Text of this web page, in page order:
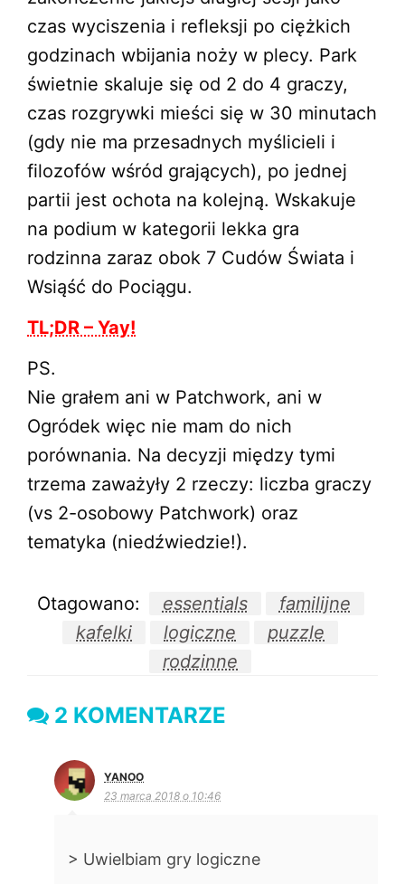
czas wyciszenia i refleksji po ciężkich
godzinach wbijania noży w plecy. Park
świetnie skaluje się od 2 do 4 graczy,
czas rozgrywki mieści się w 30 minutach
(gdy nie ma przesadnych myślicieli i
filozofów wśród grających), po jednej
partii jest ochota na kolejną. Wskakuje
na podium w kategorii lekka gra
rodzinna zaraz obok 7 Cudów Świata i
Wsiąść do Pociągu.
TL;DR – Yay!
PS.
Nie grałem ani w Patchwork, ani w
Ogródek więc nie mam do nich
porównania. Na decyzji między tymi
trzema zaważyły 2 rzeczy: liczba graczy
(vs 2-osobowy Patchwork) oraz
tematyka (niedźwiedzie!).
Otagowano: essentials
familijne
kafelki
logiczne
puzzle
rodzinne
2 KOMENTARZE
YANOO
23 marca 2018 o 10:46
> Uwielbiam gry logiczne